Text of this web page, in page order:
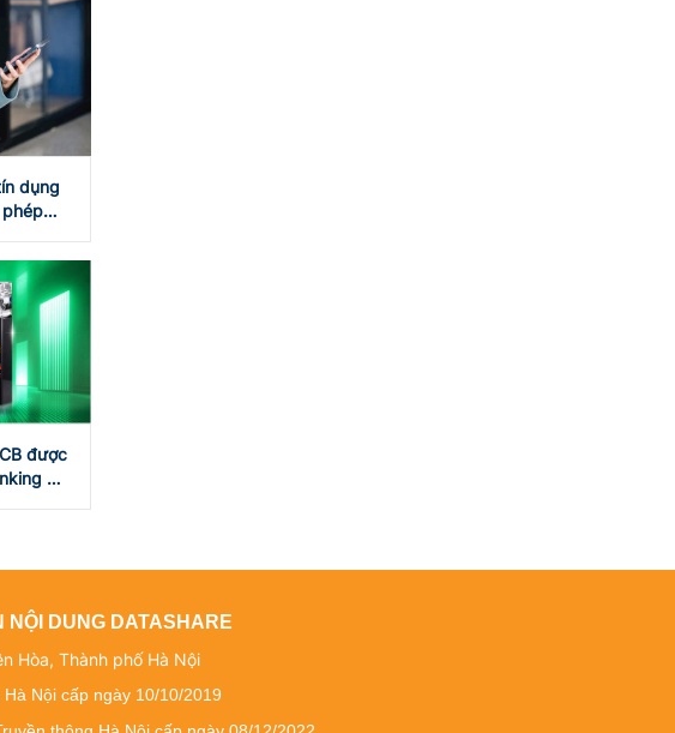
dụng
phép
được
&
NỘI DUNG DATASHARE
Hòa, Thành phố Hà Nội
Nội cấp ngày 10/10/2019